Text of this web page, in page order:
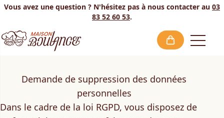
Vous avez une question ? N'hésitez pas à nous contacter au 03
83 52 60 53.
Demande de suppression des données
personnelles
Dans le cadre de la loi RGPD, vous disposez de